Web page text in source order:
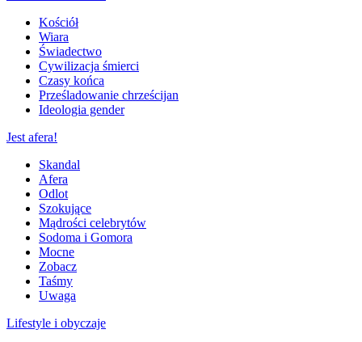
Kościół
Wiara
Świadectwo
Cywilizacja śmierci
Czasy końca
Prześladowanie chrześcijan
Ideologia gender
Jest afera!
Skandal
Afera
Odlot
Szokujące
Mądrości celebrytów
Sodoma i Gomora
Mocne
Zobacz
Taśmy
Uwaga
Lifestyle i obyczaje